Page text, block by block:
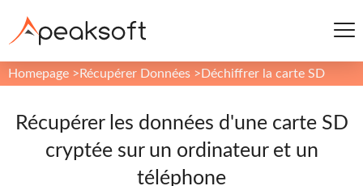
Homepage > Récupérer Données > Déchiffrer la carte SD
Récupérer les données d'une carte SD
cryptée sur un ordinateur et un
téléphone